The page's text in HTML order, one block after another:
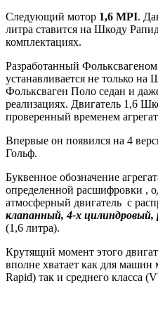
Следующий мотор 1,6 MPI.
литра ставится на Шкоду
комплектациях.
Разработанный Фольксвагеном
устанавливается не только
Фольксваген Поло седан и
реализациях. Двигатель 1,6
проверенный временем
Впервые он появился на 4
Гольф.
Буквенное обозначение
определенной расшифровки ,
атмосферный двигатель с
клапанный, 4-х цилиндровый,
(1,6 литра).
Крутящий момент этого
вполне хватает как для машин
Rapid) так и среднего класса